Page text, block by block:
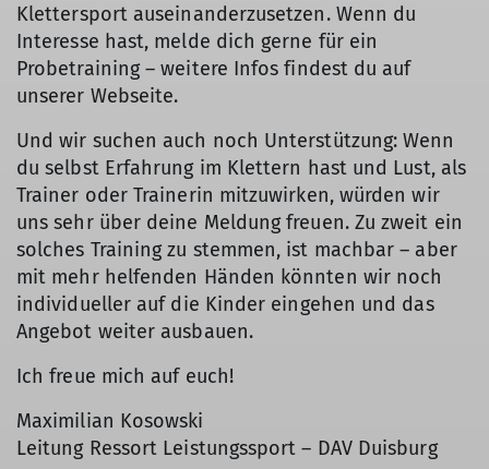
Klettersport auseinanderzusetzen. Wenn du
Interesse hast, melde dich gerne für ein
Probetraining – weitere Infos findest du auf
unserer Webseite.
Und wir suchen auch noch Unterstützung: Wenn
du selbst Erfahrung im Klettern hast und Lust, als
Trainer oder Trainerin mitzuwirken, würden wir
uns sehr über deine Meldung freuen. Zu zweit ein
solches Training zu stemmen, ist machbar – aber
mit mehr helfenden Händen könnten wir noch
individueller auf die Kinder eingehen und das
Angebot weiter ausbauen.
Ich freue mich auf euch!
Maximilian Kosowski
Leitung Ressort Leistungssport – DAV Duisburg